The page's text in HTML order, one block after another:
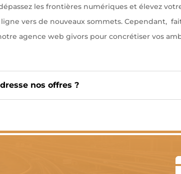
les frontières numériques et élevez
vers de nouveaux sommets. Cependant,
agence web givors pour concrétiser vos
nos offres ?